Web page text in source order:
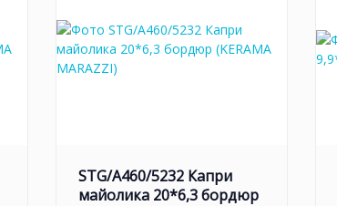
STG/A460/5232 Капри
майолика 20*6,3 бордюр